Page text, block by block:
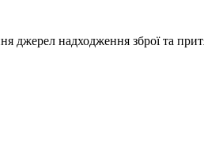
надходження зброї та